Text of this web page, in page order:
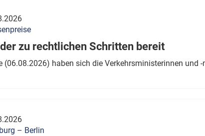
des Monats
zu rechtlichen Schritten bereit
(06.08.2026) haben sich die Verkehrsministerinnen
– Berlin